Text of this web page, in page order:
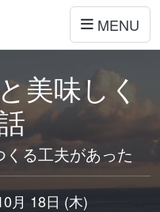
MENU
美味しく
る工夫があった
月 18日 (木)